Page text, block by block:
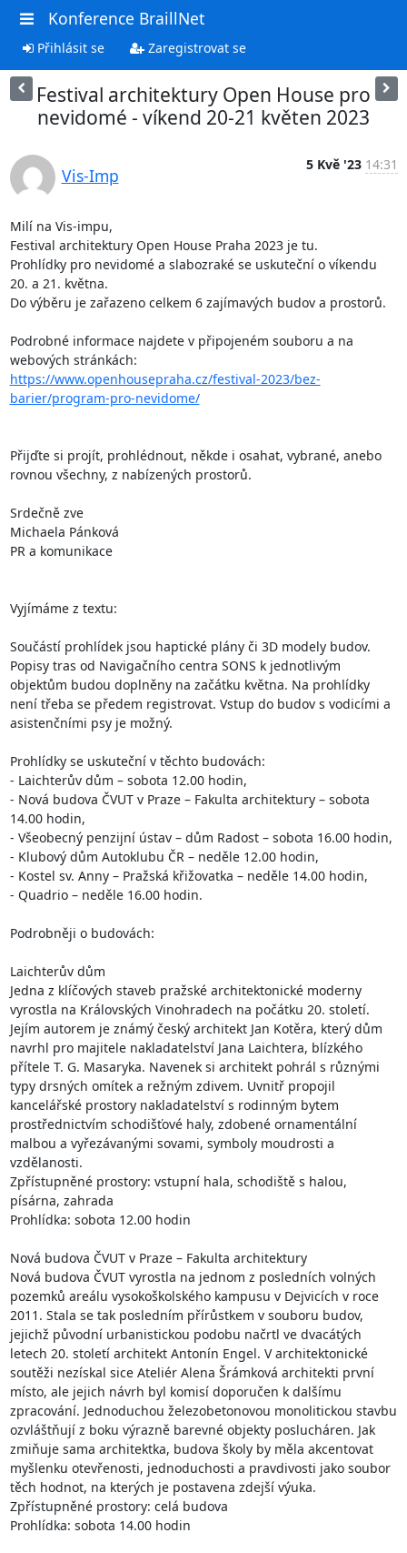
Konference BraillNet
Přihlásit se Zaregistrovat se
Festival architektury Open House pro
nevidomé - víkend 20-21 květen 2023
Vis-Imp
5 Kvě '23 14:31
Milí na Vis-impu,
Festival architektury Open House Praha 2023 je tu.
Prohlídky pro nevidomé a slabozraké se uskuteční o víkendu
20. a 21. května.
Do výběru je zařazeno celkem 6 zajímavých budov a prostorů.
Podrobné informace najdete v připojeném souboru a na
https://www.openhousepraha.cz/festival-2023/bez-
barier/program-pro-nevidome/
Přijďte si projít, prohlédnout, někde i osahat, vybrané, anebo
rovnou všechny, z nabízených prostorů.
Srdečně zve
Michaela Pánková
PR a komunikace
Vyjímáme z textu:
Součástí prohlídek jsou haptické plány či 3D modely budov.
Popisy tras od Navigačního centra SONS k jednotlivým
objektům budou doplněny na začátku května. Na prohlídky
není třeba se předem registrovat. Vstup do budov s vodicími a
asistenčními psy je možný.
Prohlídky se uskuteční v těchto budovách:
- Laichterův dům – sobota 12.00 hodin,
- Nová budova ČVUT v Praze – Fakulta architektury – sobota
14.00 hodin,
- Všeobecný penzijní ústav – dům Radost – sobota 16.00 hodin,
- Klubový dům Autoklubu ČR – neděle 12.00 hodin,
- Kostel sv. Anny – Pražská křižovatka – neděle 14.00 hodin,
- Quadrio – neděle 16.00 hodin.
Podrobněji o budovách:
Laichterův dům
Jedna z klíčových staveb pražské architektonické moderny
vyrostla na Královských Vinohradech na počátku 20. století.
Jejím autorem je známý český architekt Jan Kotěra, který dům
navrhl pro majitele nakladatelství Jana Laichtera, blízkého
přítele T. G. Masaryka. Navenek si architekt pohrál s různými
typy drsných omítek a režným zdivem. Uvnitř propojil
kancelářské prostory nakladatelství s rodinným bytem
prostřednictvím schodišťové haly, zdobené ornamentální
malbou a vyřezávanými sovami, symboly moudrosti a
vzdělanosti.
Zpřístupněné prostory: vstupní hala, schodiště s halou,
písárna, zahrada
Prohlídka: sobota 12.00 hodin
Nová budova ČVUT v Praze – Fakulta architektury
Nová budova ČVUT vyrostla na jednom z posledních volných
pozemků areálu vysokoškolského kampusu v Dejvicích v roce
2011. Stala se tak posledním přírůstkem v souboru budov,
jejichž původní urbanistickou podobu načrtl ve dvacátých
letech 20. století architekt Antonín Engel. V architektonické
soutěži nezískal sice Ateliér Alena Šrámková architekti první
místo, ale jejich návrh byl komisí doporučen k dalšímu
zpracování. Jednoduchou železobetonovou monolitickou stavbu
ozvláštňují z boku výrazně barevné objekty poslucháren. Jak
zmiňuje sama architektka, budova školy by měla akcentovat
myšlenku otevřenosti, jednoduchosti a pravdivosti jako soubor
těch hodnot, na kterých je postavena zdejší výuka.
Zpřístupněné prostory: celá budova
Prohlídka: sobota 14.00 hodin